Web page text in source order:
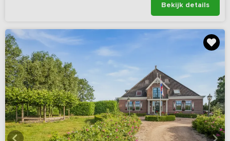
Bekijk details